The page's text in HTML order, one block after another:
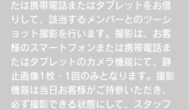
たは携帯電話またはタブレットをお借
りして、該当するメンバーとのツーシ
ョット撮影を行います。撮影は、お客
様のスマートフォンまたは携帯電話ま
たはタブレットのカメラ機能にて、静
止画像1枚・1回のみとなります。撮影
機器は当日お客様がご持参いただき、
必ず撮影できる状態にして、スタッフ